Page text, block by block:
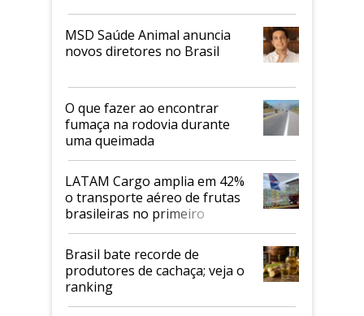
MSD Saúde Animal anuncia
novos diretores no Brasil
O que fazer ao encontrar
fumaça na rodovia durante
uma queimada
LATAM Cargo amplia em 42%
o transporte aéreo de frutas
brasileiras no primeiro
semestre
Brasil bate recorde de
produtores de cachaça; veja o
ranking